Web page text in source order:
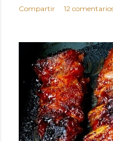
Compartir 12